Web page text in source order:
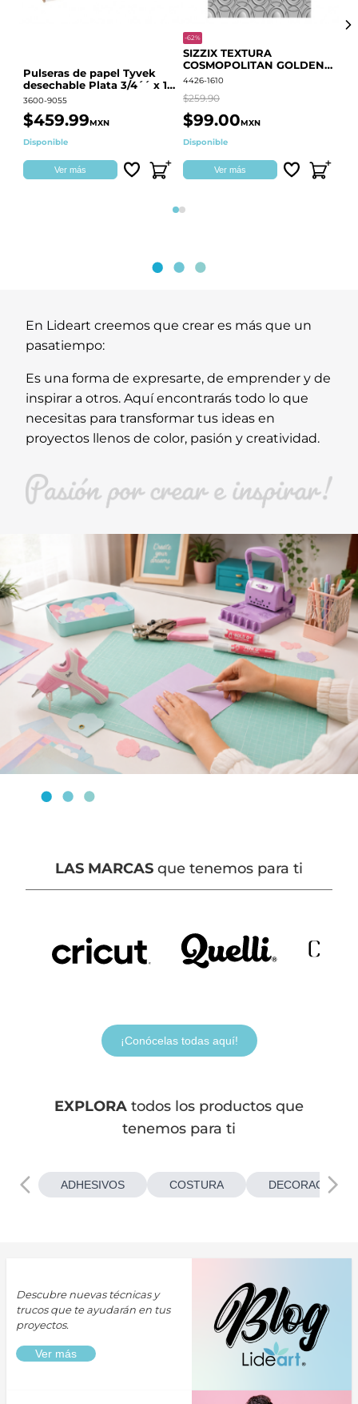
Pulseras de papel Tyvek
desechable Plata 3/4´´ x 10
´´
3600-9055
$459.99MXN
Disponible
Ver más
-62%
SIZZIX TEXTURA
COSMOPOLITAN GOLDEN
RINGS S.PARK 666700
4426-1610
$259.90
$99.00MXN
Disponible
Ver más
Página 1
Página 2
En Lideart creemos que crear es más que un
pasatiempo:
Es una forma de expresarte, de emprender y de
inspirar a otros. Aquí encontrarás todo lo que
necesitas para transformar tus ideas en
proyectos llenos de color, pasión y creatividad.
LAS MARCAS que tenemos para ti
¡Conócelas todas aquí!
EXPLORA todos los productos que
tenemos para ti
ADHESIVOS COSTURA
Descubre nuevas técnicas y
trucos que te ayudarán en tus
proyectos.
Ver más